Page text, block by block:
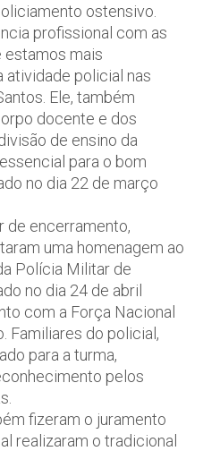
ostensivo.
profissional com as
estamos mais
atividade policial nas
Ele, também
docente e dos
de ensino da
para o bom
no dia 22 de março
de encerramento,
uma homenagem ao
Polícia Militar de
no dia 24 de abril
com a Força Nacional
Familiares do policial,
para a turma,
pelos
fizeram o juramento
realizaram o tradicional